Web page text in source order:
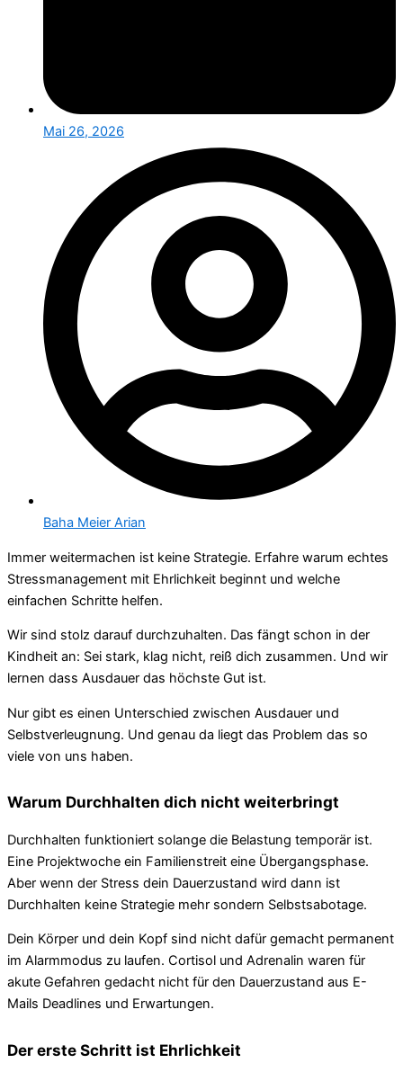
Mai 26, 2026
Baha Meier Arian
Immer weitermachen ist keine Strategie. Erfahre warum echtes
Stressmanagement mit Ehrlichkeit beginnt und welche
einfachen Schritte helfen.
Wir sind stolz darauf durchzuhalten. Das fängt schon in der
Kindheit an: Sei stark, klag nicht, reiß dich zusammen. Und wir
lernen dass Ausdauer das höchste Gut ist.
Nur gibt es einen Unterschied zwischen Ausdauer und
Selbstverleugnung. Und genau da liegt das Problem das so
viele von uns haben.
Warum Durchhalten dich nicht weiterbringt
Durchhalten funktioniert solange die Belastung temporär ist.
Eine Projektwoche ein Familienstreit eine Übergangsphase.
Aber wenn der Stress dein Dauerzustand wird dann ist
Durchhalten keine Strategie mehr sondern Selbstsabotage.
Dein Körper und dein Kopf sind nicht dafür gemacht permanent
im Alarmmodus zu laufen. Cortisol und Adrenalin waren für
akute Gefahren gedacht nicht für den Dauerzustand aus E-
Mails Deadlines und Erwartungen.
Der erste Schritt ist Ehrlichkeit